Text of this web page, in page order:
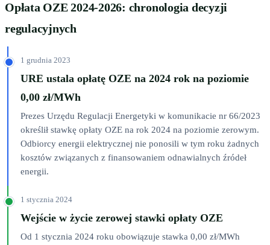
Opłata OZE 2024-2026: chronologia decyzji
regulacyjnych
1 grudnia 2023
URE ustala opłatę OZE na 2024 rok na poziomie
0,00 zł/MWh
Prezes Urzędu Regulacji Energetyki w komunikacie nr 66/2023
określił stawkę opłaty OZE na rok 2024 na poziomie zerowym.
Odbiorcy energii elektrycznej nie ponosili w tym roku żadnych
kosztów związanych z finansowaniem odnawialnych źródeł
energii.
1 stycznia 2024
Wejście w życie zerowej stawki opłaty OZE
Od 1 stycznia 2024 roku obowiązuje stawka 0,00 zł/MWh